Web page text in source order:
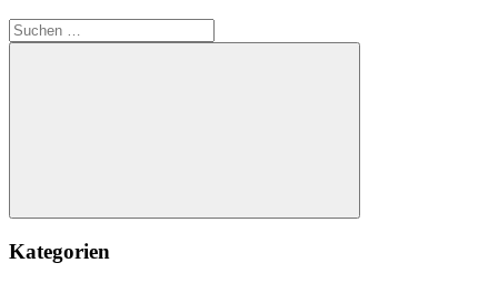
Suchen
nach:
Suchen
Kategorien